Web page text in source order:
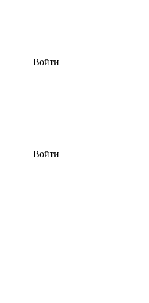
Войти
Войти